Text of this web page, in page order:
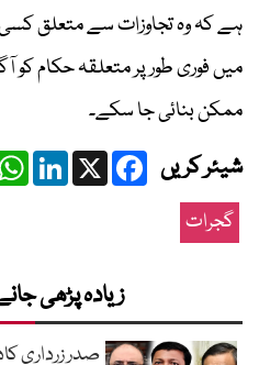
ہے کہ وہ تجاوزات سے متعلق
میں فوری طور پر متعلقہ حکام کو
ممکن بنائی جا سکے۔
شیئر کریں Facebook
X
LinkedIn
گجرات
زیادہ پڑھی
صدر زرداری